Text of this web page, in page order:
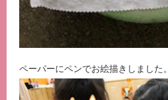
ペーパーにペンでお絵描きしました。